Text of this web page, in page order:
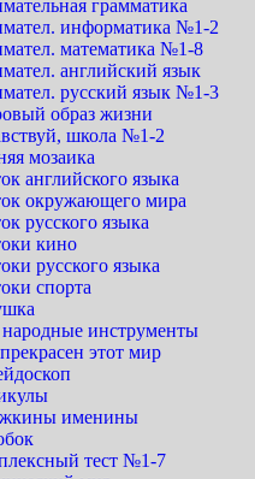
грамматика
информатика №1-2
математика №1-8
английский язык
русский язык №1-3
образ жизни
школа №1-2
мозаика
английского языка
окружающего мира
русского языка
кино
русского языка
спорта
инструменты
этот мир
именины
тест №1-7